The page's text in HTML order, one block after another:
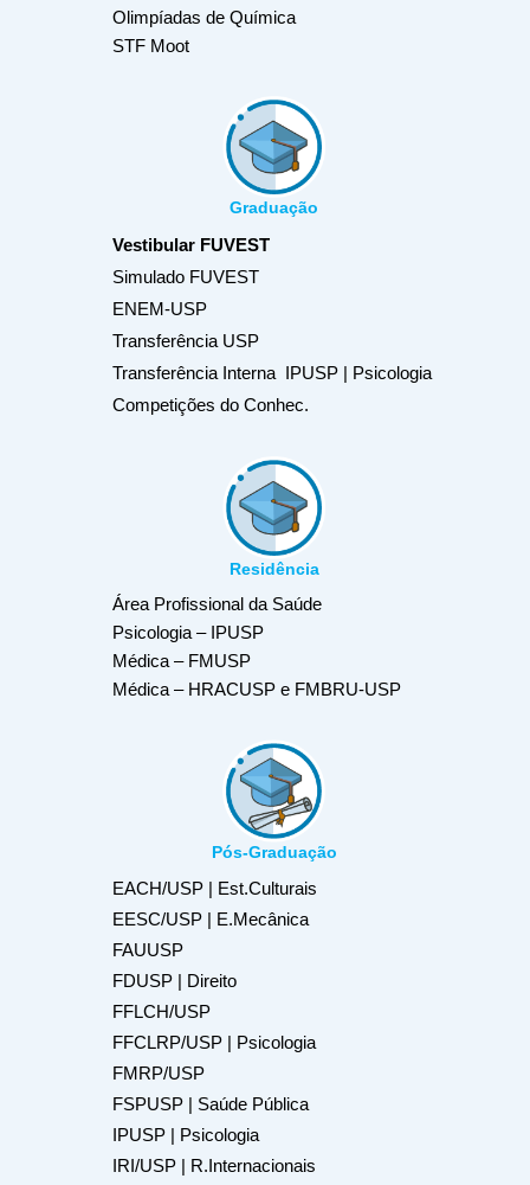
Olimpíadas de Química
STF Moot
Graduação
Vestibular FUVEST
Simulado FUVEST
ENEM-USP
Transferência USP
Transferência Interna IPUSP | Psicologia
Competições do Conhec.
Residência
Área Profissional da Saúde
Psicologia – IPUSP
Médica – FMUSP
Médica – HRACUSP e FMBRU-USP
Pós-Graduação
EACH/USP | Est.Culturais
EESC/USP | E.Mecânica
FAUUSP
FDUSP | Direito
FFLCH/USP
FFCLRP/USP | Psicologia
FMRP/USP
FSPUSP | Saúde Pública
IPUSP | Psicologia
IRI/USP | R.Internacionais